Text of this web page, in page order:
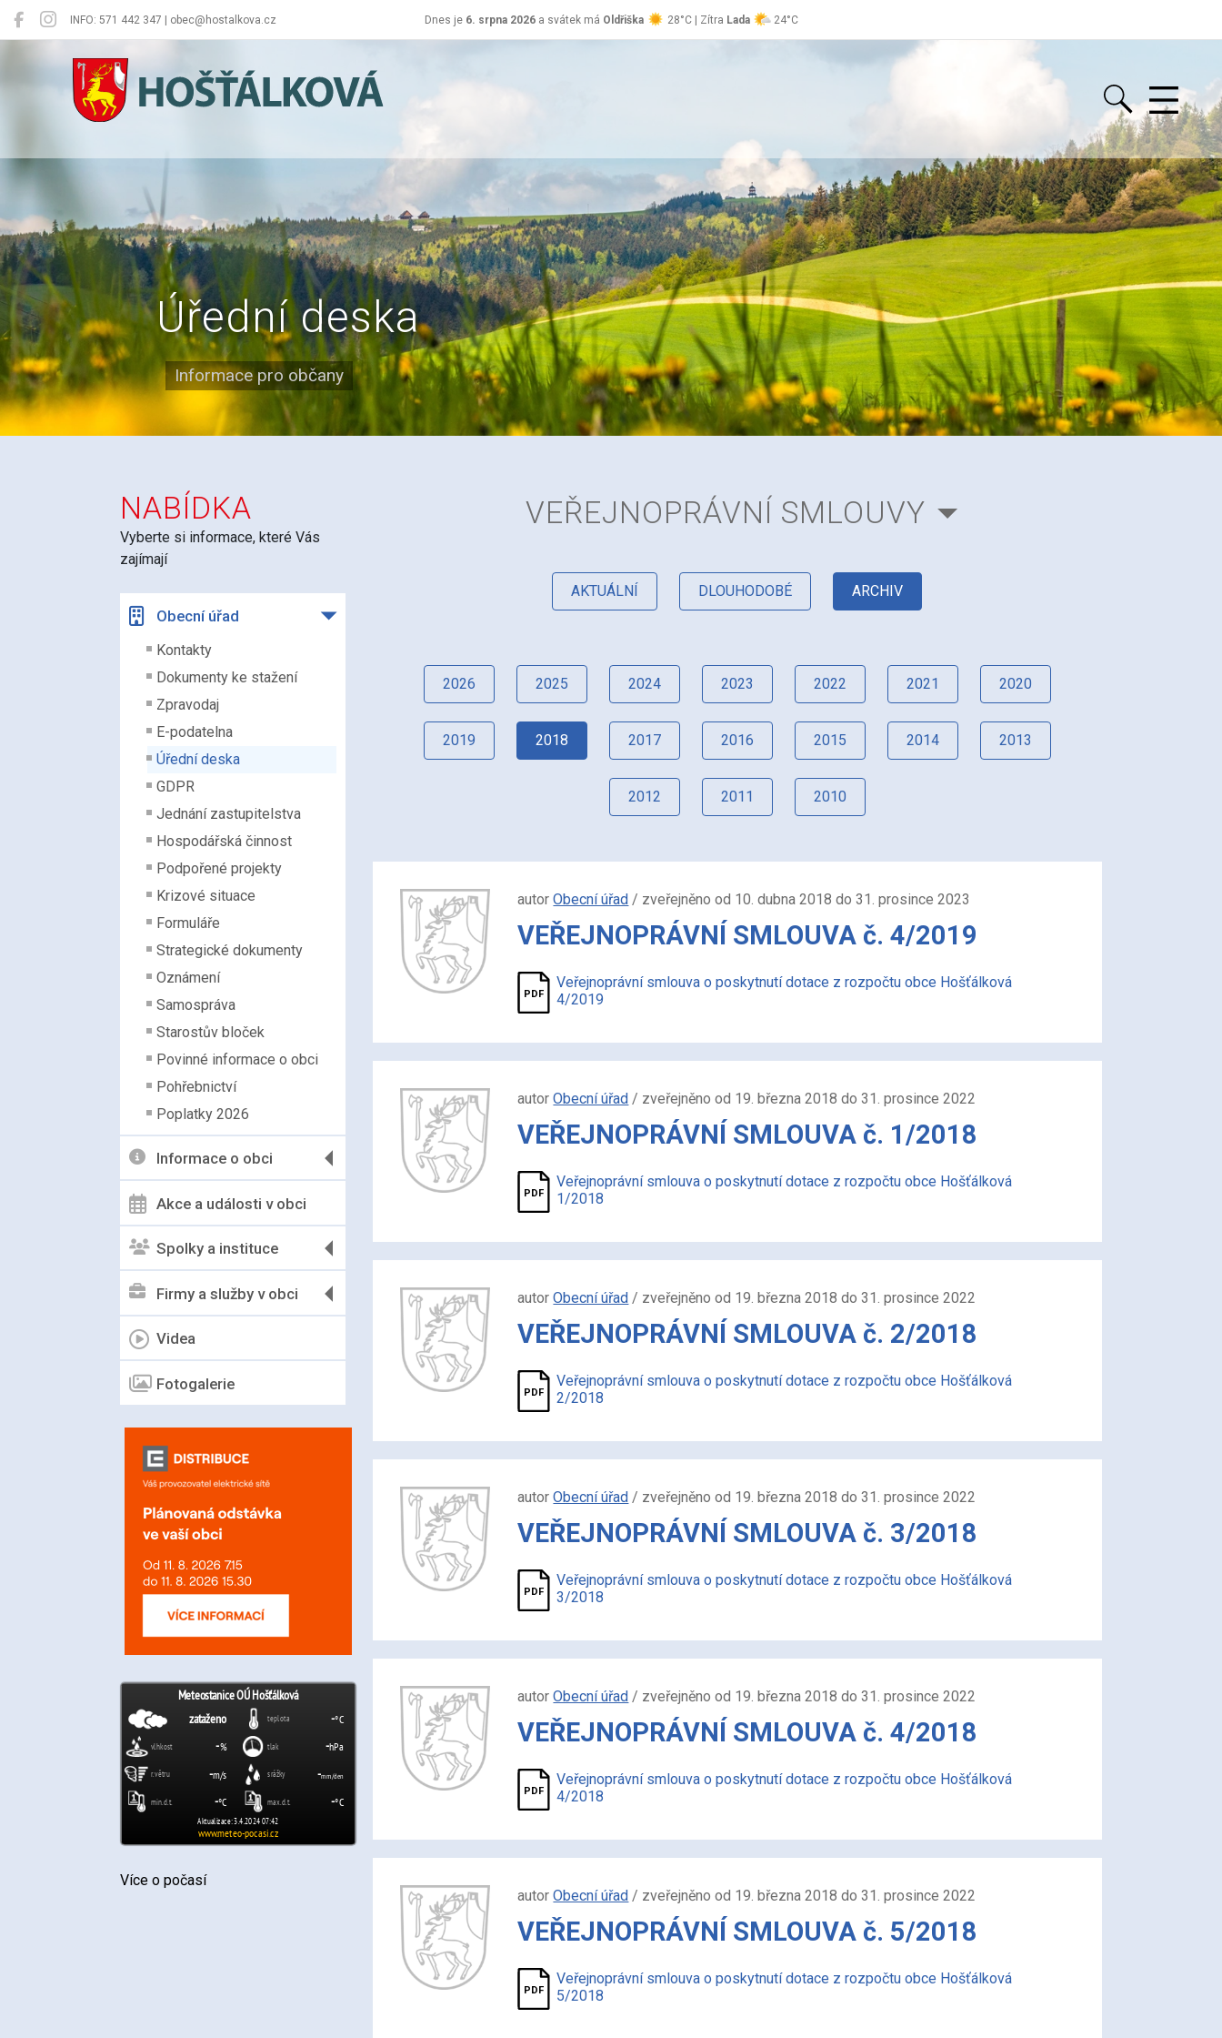
INFO: 571 442 347 | obec@hostalkova.cz Dnes je 6. srpna 2026a svátek má Oldřiška 28°C | Zítra Lada 24°C
Hošťálková
Úřední deska
Informace pro občany
NABÍDKA
Vyberte si informace, které Vás
zajímají
Obecní úřad
Kontakty
Dokumenty ke stažení
Zpravodaj
E-podatelna
Úřední deska
GDPR
Jednání zastupitelstva
Hospodářská činnost
Podpořené projekty
Krizové situace
Formuláře
Strategické dokumenty
Oznámení
Samospráva
Starostův bloček
Povinné informace o obci
Pohřebnictví
Poplatky 2026
Informace o obci
Akce a události v obci
Spolky a instituce
Firmy a služby v obci
Videa
Fotogalerie
Více o počasí
VEŘEJNOPRÁVNÍ SMLOUVY
AKTUÁLNÍ DLOUHODOBÉ ARCHIV
2026 2025 2024 2023 2022 2021 2020
2019 2018 2017 2016 2015 2014 2013
2012 2011 2010
autorObecní úřad / zveřejněno od 10. dubna 2018 do 31. prosince 2023
VEŘEJNOPRÁVNÍ SMLOUVA č. 4/2019
Veřejnoprávní smlouva o poskytnutí dotace z rozpočtu obce Hošťálková
4/2019
autorObecní úřad / zveřejněno od 19. března 2018 do 31. prosince 2022
VEŘEJNOPRÁVNÍ SMLOUVA č. 1/2018
Veřejnoprávní smlouva o poskytnutí dotace z rozpočtu obce Hošťálková
1/2018
autorObecní úřad / zveřejněno od 19. března 2018 do 31. prosince 2022
VEŘEJNOPRÁVNÍ SMLOUVA č. 2/2018
Veřejnoprávní smlouva o poskytnutí dotace z rozpočtu obce Hošťálková
2/2018
autorObecní úřad / zveřejněno od 19. března 2018 do 31. prosince 2022
VEŘEJNOPRÁVNÍ SMLOUVA č. 3/2018
Veřejnoprávní smlouva o poskytnutí dotace z rozpočtu obce Hošťálková
3/2018
autorObecní úřad / zveřejněno od 19. března 2018 do 31. prosince 2022
VEŘEJNOPRÁVNÍ SMLOUVA č. 4/2018
Veřejnoprávní smlouva o poskytnutí dotace z rozpočtu obce Hošťálková
4/2018
autorObecní úřad / zveřejněno od 19. března 2018 do 31. prosince 2022
VEŘEJNOPRÁVNÍ SMLOUVA č. 5/2018
Veřejnoprávní smlouva o poskytnutí dotace z rozpočtu obce Hošťálková
5/2018